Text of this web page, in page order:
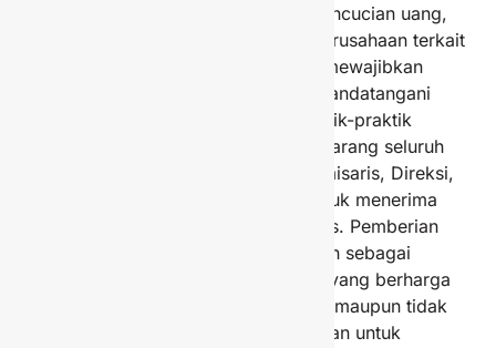
mencakup larangan praktik suap, pencucian uang,
gratifikasi, dan lainlain. Kebijakan Perusahaan terkait
anti korupsi juga dilakukan dengan mewajibkan
seluruh insan Perusahaan untuk menandatangani
pakta integritas yang melarang praktik-praktik
korupsi. PGN Saka secara tegas melarang seluruh
jajaran Perusahaan, baik Dewan Komisaris, Direksi,
maupun pejabat lain dan pekerja untuk menerima
kickback dalam seluruh proses bisnis. Pemberian
kickback termasuk suap didefinisikan sebagai
sejumlah uang, fee, komisi, sesuatu yang berharga
yang diterima, baik secara langsung maupun tidak
langsung, dari pemasok dengan tujuan untuk